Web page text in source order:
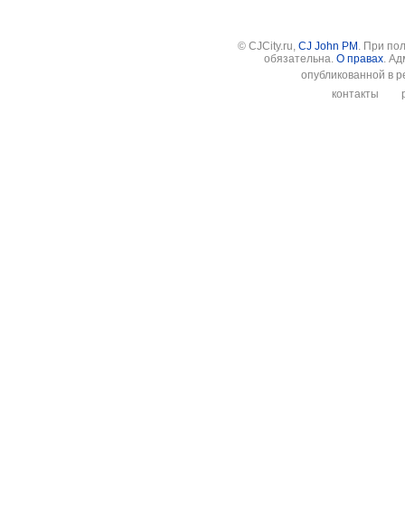
© CJCity.ru, CJ John PM . При
обязательна. О правах.
опубликованной в
контакты